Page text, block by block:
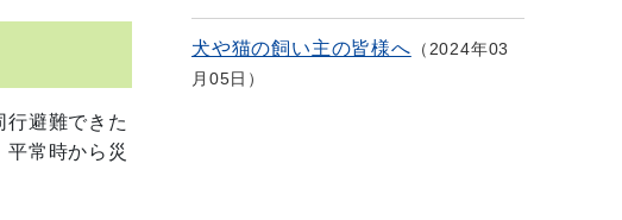
避難できた
常時から災
犬や猫の飼い主の皆様へ
2024年03
月05日